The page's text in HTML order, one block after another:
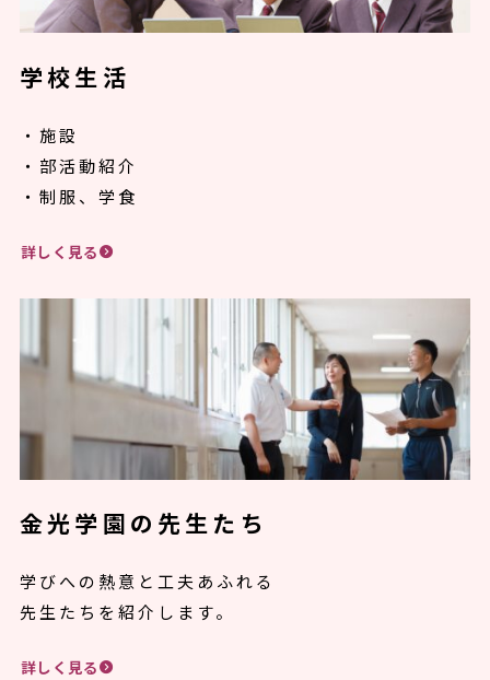
学校生活
・施設
・部活動紹介
・制服、学食
詳しく見る
金光学園の先生たち
学びへの熱意と工夫あふれる
先生たちを紹介します。
詳しく見る